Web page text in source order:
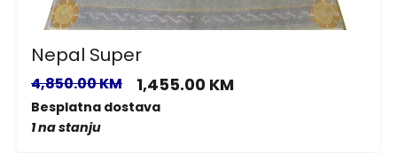
Nepal Super
4,850.00 KM 1,455.00 KM
Besplatna dostava
1 na stanju